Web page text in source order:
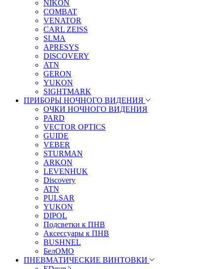
NIKON
COMBAT
VENATOR
CARL ZEISS
SLMA
APRESYS
DISCOVERY
ATN
GERON
YUKON
SIGHTMARK
ПРИБОРЫ НОЧНОГО ВИДЕНИЯ
ОЧКИ НОЧНОГО ВИДЕНИЯ
PARD
VECTOR OPTICS
GUIDE
VEBER
STURMAN
ARKON
LEVENHUK
Discovery
ATN
PULSAR
YUKON
DIPOL
Подсветки к ПНВ
Аксессуары к ПНВ
BUSHNEL
БелОМО
ПНЕВМАТИЧЕСКИЕ ВИНТОВКИ